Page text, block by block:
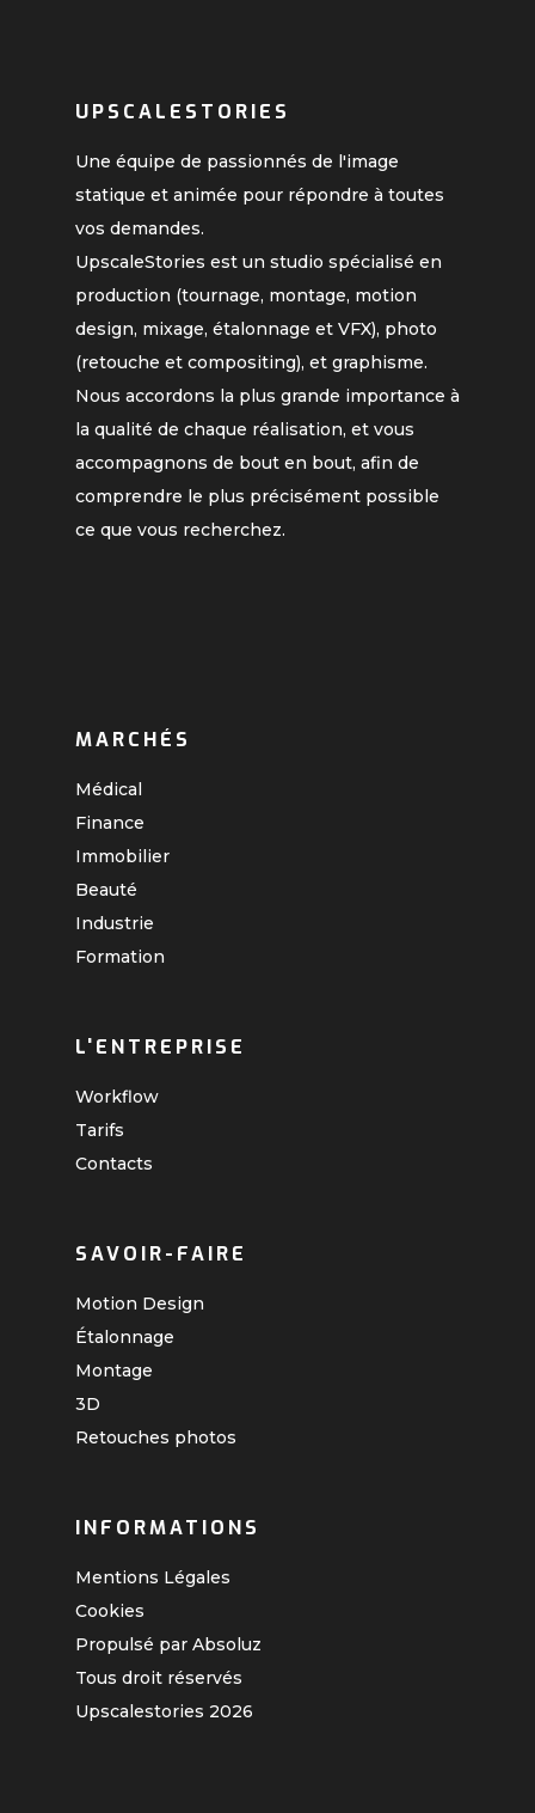
UPSCALESTORIES
Une équipe de passionnés de l'image
statique et animée pour répondre à toutes
vos demandes.
UpscaleStories est un studio spécialisé en
production (tournage, montage, motion
design, mixage, étalonnage et VFX), photo
(retouche et compositing), et graphisme.
Nous accordons la plus grande importance à
la qualité de chaque réalisation, et vous
accompagnons de bout en bout, afin de
comprendre le plus précisément possible
ce que vous recherchez.
MARCHÉS
Médical
Finance
Immobilier
Beauté
Industrie
Formation
L'ENTREPRISE
Workflow
Tarifs
Contacts
SAVOIR-FAIRE
Motion Design
Étalonnage
Montage
3D
Retouches photos
INFORMATIONS
Mentions Légales
Cookies
Propulsé par Absoluz
Tous droit réservés
Upscalestories 2026